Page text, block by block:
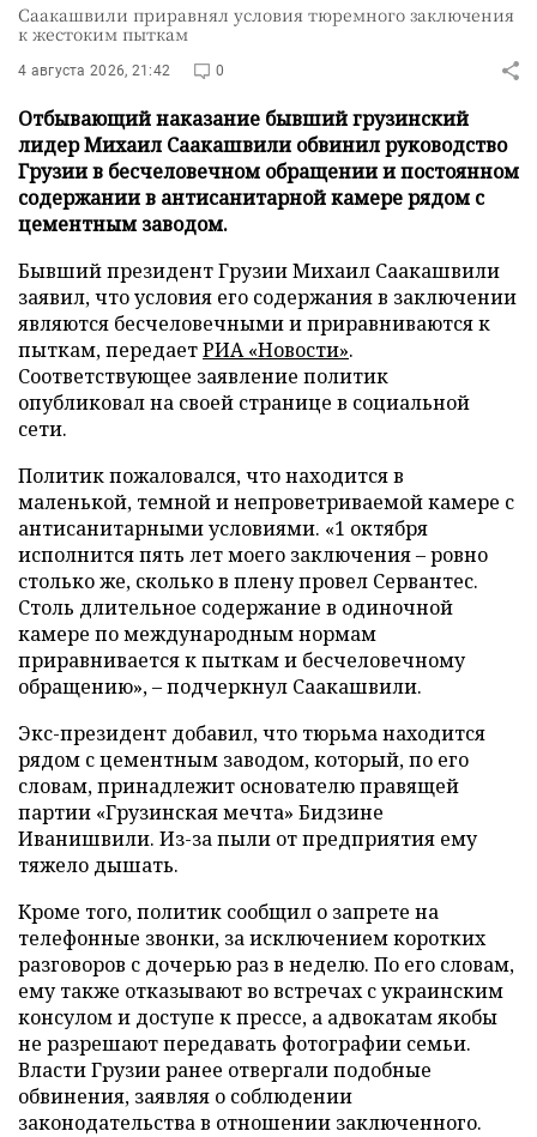
Саакашвили приравнял условия тюремного заключения
к жестоким пыткам
4 августа 2026, 21:42 0
Отбывающий наказание бывший грузинский
лидер Михаил Саакашвили обвинил руководство
Грузии в бесчеловечном обращении и постоянном
содержании в антисанитарной камере рядом с
цементным заводом.
Бывший президент Грузии Михаил Саакашвили
заявил, что условия его содержания в заключении
являются бесчеловечными и приравниваются к
пыткам, передаетРИА «Новости».
Соответствующее заявление политик
опубликовал на своей странице в социальной
сети.
Политик пожаловался, что находится в
маленькой, темной и непроветриваемой камере с
антисанитарными условиями. «1 октября
исполнится пять лет моего заключения – ровно
столько же, сколько в плену провел Сервантес.
Столь длительное содержание в одиночной
камере по международным нормам
приравнивается к пыткам и бесчеловечному
обращению», – подчеркнул Саакашвили.
Экс-президент добавил, что тюрьма находится
рядом с цементным заводом, который, по его
словам, принадлежит основателю правящей
партии «Грузинская мечта» Бидзине
Иванишвили. Из-за пыли от предприятия ему
тяжело дышать.
Кроме того, политик сообщил о запрете на
телефонные звонки, за исключением коротких
разговоров с дочерью раз в неделю. По его словам,
ему также отказывают во встречах с украинским
консулом и доступе к прессе, а адвокатам якобы
не разрешают передавать фотографии семьи.
Власти Грузии ранее отвергали подобные
обвинения, заявляя о соблюдении
законодательства в отношении заключенного.